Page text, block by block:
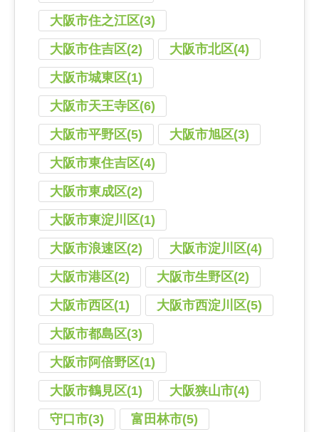
大阪市住之江区(3)
大阪市住吉区(2)
大阪市北区(4)
大阪市城東区(1)
大阪市天王寺区(6)
大阪市平野区(5)
大阪市旭区(3)
大阪市東住吉区(4)
大阪市東成区(2)
大阪市東淀川区(1)
大阪市浪速区(2)
大阪市淀川区(4)
大阪市港区(2)
大阪市生野区(2)
大阪市西区(1)
大阪市西淀川区(5)
大阪市都島区(3)
大阪市阿倍野区(1)
大阪市鶴見区(1)
大阪狭山市(4)
守口市(3)
富田林市(5)